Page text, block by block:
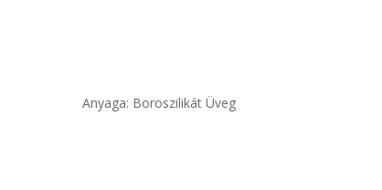
Anyaga: Boroszilikát Üveg